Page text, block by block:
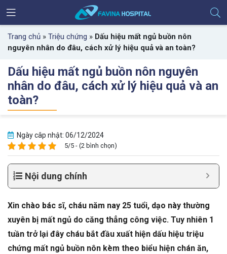
Trang chủ » Triệu chứng » Dấu hiệu mất ngủ buồn nôn
nguyên nhân do đâu, cách xử lý hiệu quả và an toàn?
Dấu hiệu mất ngủ buồn nôn nguyên
nhân do đâu, cách xử lý hiệu quả và an
toàn?
Ngày câp nhật: 06/12/2024
5/5 - (2 bình chọn)
Nội dung chính
Xin chào bác sĩ, cháu năm nay 25 tuổi, dạo này thường
xuyên bị mất ngủ do căng thẳng công việc. Tuy nhiên 1
tuần trở lại đây cháu bắt đầu xuất hiện dấu hiệu triệu
chứng mất ngủ buồn nôn kèm theo biểu hiện chán ăn,